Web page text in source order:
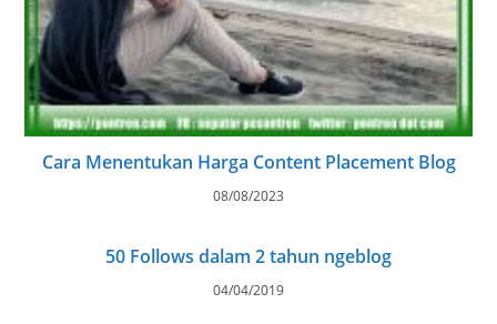
Cara Menentukan Harga Content Placement Blog
08/08/2023
50 Follows dalam 2 tahun ngeblog
04/04/2019